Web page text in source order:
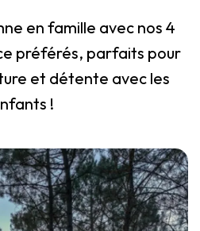
en famille avec nos 4
préférés, parfaits pour
et détente avec les
!